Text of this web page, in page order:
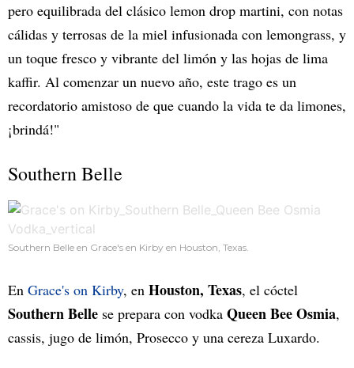
pero equilibrada del clásico lemon drop martini, con notas
cálidas y terrosas de la miel infusionada con lemongrass, y
un toque fresco y vibrante del limón y las hojas de lima
kaffir. Al comenzar un nuevo año, este trago es un
recordatorio amistoso de que cuando la vida te da limones,
¡brindá!"
Southern Belle
Southern Belle en Grace's en Kirby en Houston, Texas.
En Grace's on Kirby, en Houston, Texas, el cóctel
Southern Belle se prepara con vodka Queen Bee Osmia,
cassis, jugo de limón, Prosecco y una cereza Luxardo.